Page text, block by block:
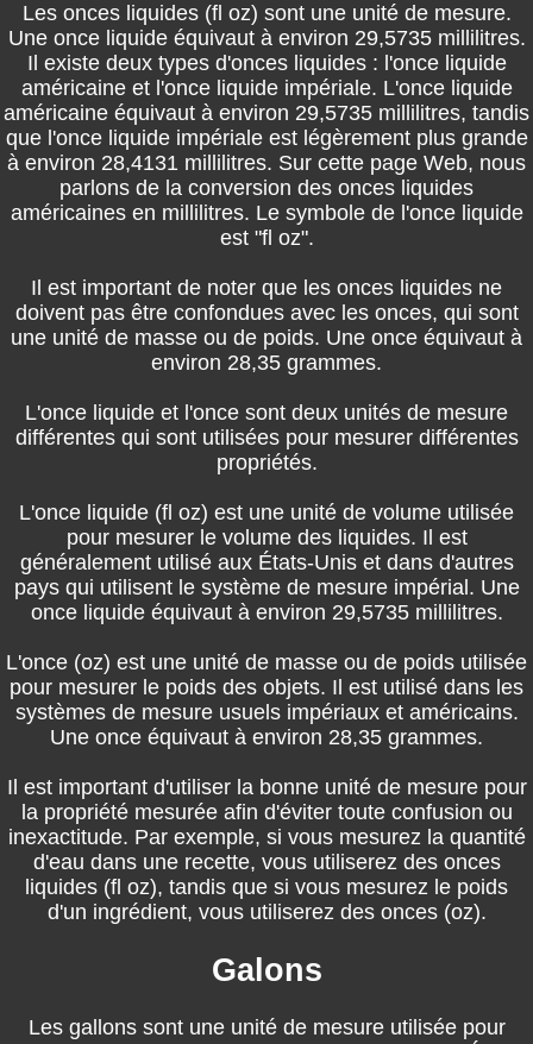
Les onces liquides (fl oz) sont une unité de mesure.
Une once liquide équivaut à environ 29,5735 millilitres.
Il existe deux types d'onces liquides : l'once liquide
américaine et l'once liquide impériale. L'once liquide
américaine équivaut à environ 29,5735 millilitres, tandis
que l'once liquide impériale est légèrement plus grande
à environ 28,4131 millilitres. Sur cette page Web, nous
parlons de la conversion des onces liquides
américaines en millilitres. Le symbole de l'once liquide
est "fl oz".
Il est important de noter que les onces liquides ne
doivent pas être confondues avec les onces, qui sont
une unité de masse ou de poids. Une once équivaut à
environ 28,35 grammes.
L'once liquide et l'once sont deux unités de mesure
différentes qui sont utilisées pour mesurer différentes
propriétés.
L'once liquide (fl oz) est une unité de volume utilisée
pour mesurer le volume des liquides. Il est
généralement utilisé aux États-Unis et dans d'autres
pays qui utilisent le système de mesure impérial. Une
once liquide équivaut à environ 29,5735 millilitres.
L'once (oz) est une unité de masse ou de poids utilisée
pour mesurer le poids des objets. Il est utilisé dans les
systèmes de mesure usuels impériaux et américains.
Une once équivaut à environ 28,35 grammes.
Il est important d'utiliser la bonne unité de mesure pour
la propriété mesurée afin d'éviter toute confusion ou
inexactitude. Par exemple, si vous mesurez la quantité
d'eau dans une recette, vous utiliserez des onces
liquides (fl oz), tandis que si vous mesurez le poids
d'un ingrédient, vous utiliserez des onces (oz).
Galons
Les gallons sont une unité de mesure utilisée pour